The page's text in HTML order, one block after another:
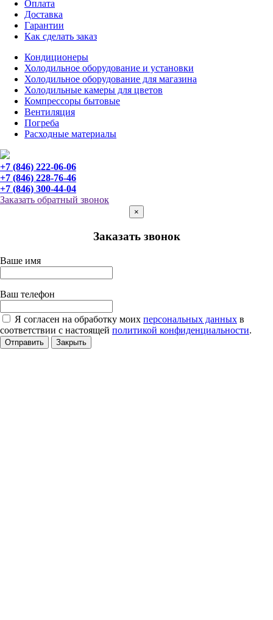
Оплата
Доставка
Гарантии
Как сделать заказ
Кондиционеры
Холодильное оборудование и установки
Холодильное оборудование для магазина
Холодильные камеры для цветов
Компрессоры бытовые
Вентиляция
Погреба
Расходные материалы
+7 (846) 222-06-06
+7 (846) 228-76-46
+7 (846) 300-44-04
Заказать обратный звонок
×
Заказать звонок
Ваше имя
Ваш телефон
Я согласен на обработку моих персональных данных в
соответствии с настоящей политикой конфиденциальности.
Отправить Закрыть